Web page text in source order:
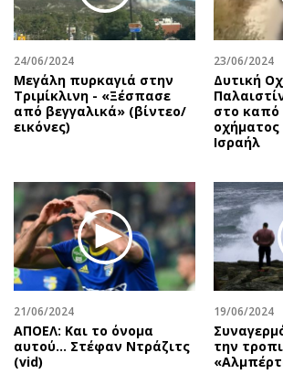
24/06/2024
Μεγάλη πυρκαγιά στην
Τριμίκλινη - «Ξέσπασε
από βεγγαλικά» (βίντεο/
εικόνες)
23/06/2024
Δυτική
στο καπό
Ισραήλ
21/06/2024
ΑΠΟΕΛ: Και το όνομα
αυτού... Στέφαν Ντράζιτς
(vid)
19/06/2024
την